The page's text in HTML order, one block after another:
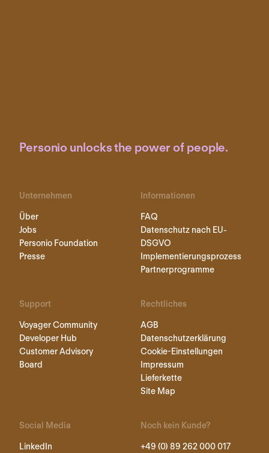
Personio unlocks the power of people.
Unternehmen
Über
Jobs
Personio Foundation
Presse
Informationen
FAQ
Datenschutz nach EU-
DSGVO
Implementierungsprozess
Partnerprogramme
Support
Voyager Community
Developer Hub
Customer Advisory
Board
Rechtliches
AGB
Datenschutzerklärung
Cookie-Einstellungen
Impressum
Lieferkette
Site Map
Social Media
LinkedIn
Noch kein Kunde?
+49 (0) 89 262 000 017